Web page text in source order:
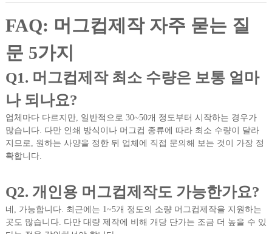
FAQ: 머그컵제작 자주 묻는 질
문 5가지
Q1. 머그컵제작 최소 수량은 보통 얼마
나 되나요?
업체마다 다르지만, 일반적으로 30~50개 정도부터 시작하는 경우가
많습니다. 다만 인쇄 방식이나 머그컵 종류에 따라 최소 수량이 달라
지므로, 원하는 사양을 정한 뒤 업체에 직접 문의해 보는 것이 가장 정
확합니다.
Q2. 개인용 머그컵제작도 가능한가요?
네, 가능합니다. 최근에는 1~5개 정도의 소량 머그컵제작을 지원하는
곳도 많습니다. 다만 대량 제작에 비해 개당 단가는 조금 더 높을 수 있